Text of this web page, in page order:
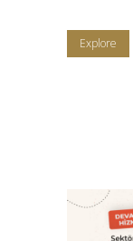
Explore